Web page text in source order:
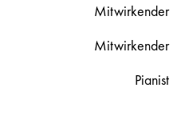
Mitwirkender
Mitwirkender
Pianist